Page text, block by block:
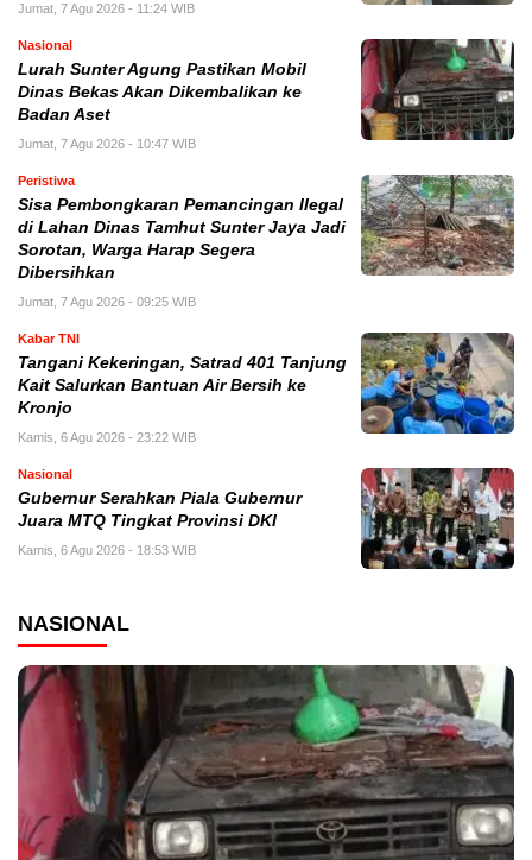
Jumat, 7 Agu 2026 - 11:24 WIB
Nasional
Lurah Sunter Agung Pastikan Mobil
Dinas Bekas Akan Dikembalikan ke
Badan Aset
Jumat, 7 Agu 2026 - 10:47 WIB
Peristiwa
Sisa Pembongkaran Pemancingan Ilegal
di Lahan Dinas Tamhut Sunter Jaya Jadi
Sorotan, Warga Harap Segera
Dibersihkan
Jumat, 7 Agu 2026 - 09:25 WIB
Kabar TNI
Tangani Kekeringan, Satrad 401 Tanjung
Kait Salurkan Bantuan Air Bersih ke
Kronjo
Kamis, 6 Agu 2026 - 23:22 WIB
Nasional
Gubernur Serahkan Piala Gubernur
Juara MTQ Tingkat Provinsi DKI
Kamis, 6 Agu 2026 - 18:53 WIB
NASIONAL